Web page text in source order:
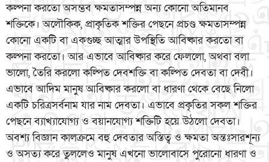
কল্পনা করতো অসম্ভব ক্ষমতাসম্পন্ন অন্য কোনো অতিমানব
শক্তিকে। অলৌকিক, প্রাকৃতিক শক্তির পেছনে প্রচণ্ড ক্ষমতাসম্পন্ন
কোনো একটি বা একগুচ্ছ আত্মার উপস্থিতি আবিষ্কার করতো বা
কল্পনা করতো। আর এভাবে আবিষ্কার করে ফেললো, অথবা বলা
ভালো, তৈরি করলো কল্পিত দেবশক্তি বা কল্পিত দেবতা বা দেবী।
এভাবে আদিম মানুষ আবিষ্কার করলো বা ধারণা থেকে বেছে নিলো
একটি চরিত্রসর্বনাম যার নাম দেবতা। এভাবে প্রকৃতির সকল শক্তির
পেছনে ব্যাখ্যাযোগ্য ও বয়ানযোগ্য শক্তিটি হয়ে উঠলো দেবতা।
অবশ্য বিজ্ঞান কালক্রমে বহু দেবতার অস্তিত্ব ও ক্ষমতা অন্তঃসারশূন্য
ও অসত্য করে তুললেও মানুষ এখনো ভালোবাসে পুরোনো ধারণা ও